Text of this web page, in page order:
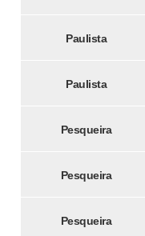
Paulista
Paulista
Pesqueira
Pesqueira
Pesqueira